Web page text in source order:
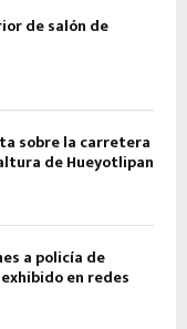
de salón de
sobre la carretera
de Hueyotlipan
a policía de
en redes